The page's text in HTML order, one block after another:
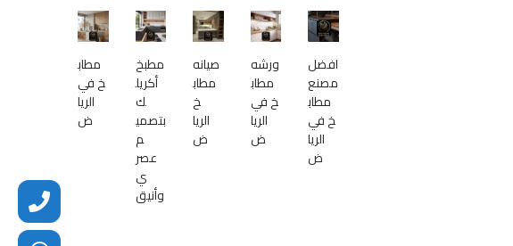
افضل
مصنع
مطاب
خ في
الريا
ض
ورشه
مطاب
خ في
الريا
ض
صيانه
مطاب
خ
الريا
ض
مطبخ
أكريل
ك
بتصمي
م
عصر
ي
وأنيق
مطاب
خ في
الريا
ض